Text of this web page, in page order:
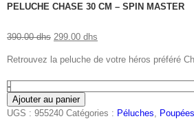
PELUCHE CHASE 30 CM – SPIN MASTER
390.00dhs 299.00 dhs
Retrouvez la peluche de votre héros préféré
Ajouter au panier
UGS : 955240 Catégories : Péluches